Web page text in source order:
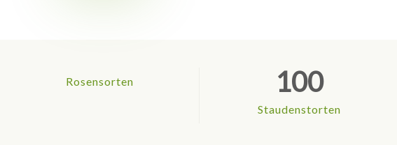
Rosensorten
Staudenstorten
100